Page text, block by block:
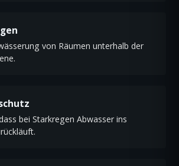
von Räumen unterhalb der
bei Starkregen Abwasser ins